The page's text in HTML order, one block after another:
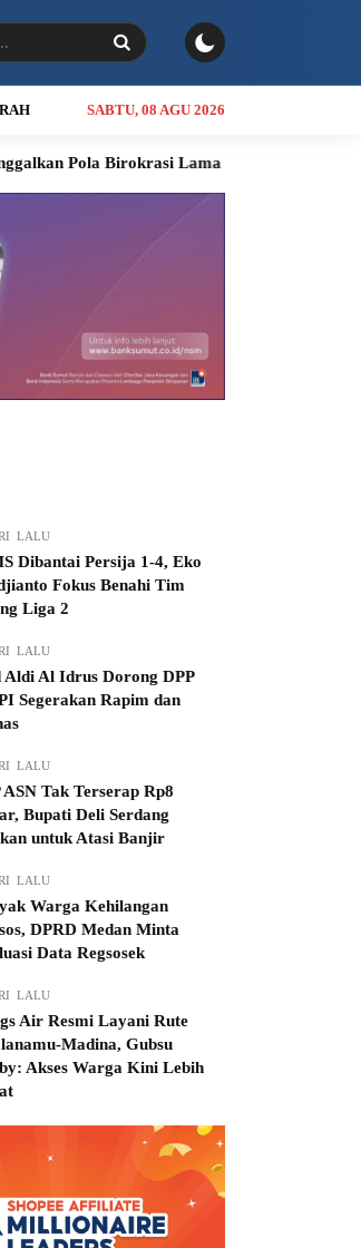
SABTU, 08 AGU 2026
Lama Kolaborasi Bobby Nasution
LALU
Dibantai Persija 1-4, Eko
Fokus Benahi Tim
Liga 2
LALU
Aldi Al Idrus Dorong DPP
Segerakan Rapim dan
LALU
ASN Tak Terserap Rp8
Bupati Deli Serdang
untuk Atasi Banjir
LALU
Warga Kehilangan
DPRD Medan Minta
Data Regsosek
LALU
Air Resmi Layani Rute
Madina, Gubsu
Akses Warga Kini Lebih